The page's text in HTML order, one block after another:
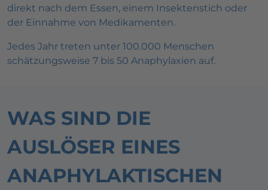
direkt nach dem Essen, einem Insektenstich oder
der Einnahme von Medikamenten.
Jedes Jahr treten unter 100.000 Menschen
schätzungsweise 7 bis 50 Anaphylaxien auf.
WAS SIND DIE
AUSLÖSER EINES
ANAPHYLAKTISCHEN